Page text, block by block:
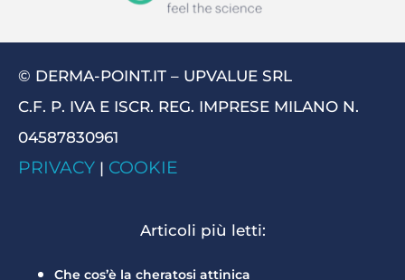
© DERMA-POINT.IT – UPVALUE SRL
C.F. P. IVA E ISCR. REG. IMPRESE MILANO N.
04587830961
PRIVACY | COOKIE
Articoli più letti:
Che cos’è la cheratosi attinica